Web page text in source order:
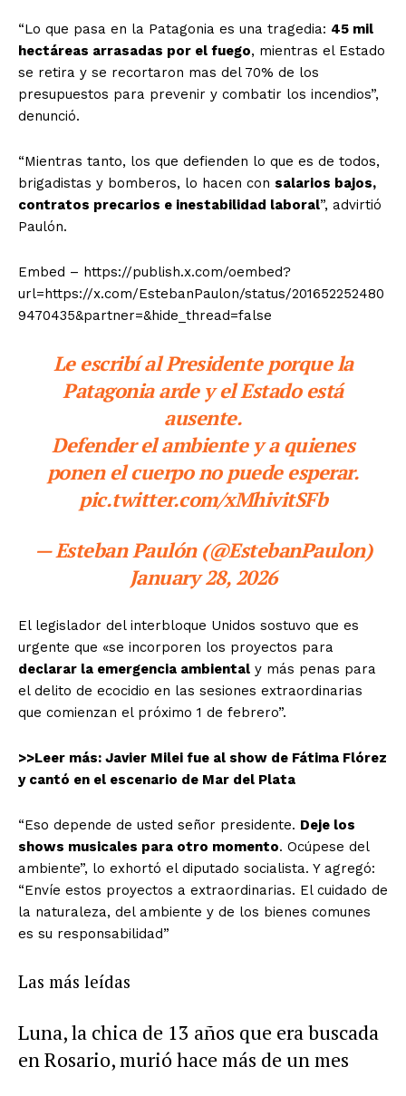
“Lo que pasa en la Patagonia es una tragedia: 45 mil
hectáreas arrasadas por el fuego, mientras el Estado
se retira y se recortaron mas del 70% de los
presupuestos para prevenir y combatir los incendios”,
denunció.
“Mientras tanto, los que defienden lo que es de todos,
brigadistas y bomberos, lo hacen con salarios bajos,
contratos precarios e inestabilidad laboral”, advirtió
Paulón.
Embed – https://publish.x.com/oembed?
url=https://x.com/EstebanPaulon/status/201652252480
9470435&partner=&hide_thread=false
Le escribí al Presidente porque la
Patagonia arde y el Estado está
ausente.
Defender el ambiente y a quienes
ponen el cuerpo no puede esperar.
pic.twitter.com/xMhivitSFb
— Esteban Paulón (@EstebanPaulon)
January 28, 2026
El legislador del interbloque Unidos sostuvo que es
urgente que «se incorporen los proyectos para
declarar la emergencia ambiental y más penas para
el delito de ecocidio en las sesiones extraordinarias
que comienzan el próximo 1 de febrero”.
>>Leer más: Javier Milei fue al show de Fátima Flórez
y cantó en el escenario de Mar del Plata
“Eso depende de usted señor presidente. Deje los
shows musicales para otro momento. Ocúpese del
ambiente”, lo exhortó el diputado socialista. Y agregó:
“Envíe estos proyectos a extraordinarias. El cuidado de
la naturaleza, del ambiente y de los bienes comunes
es su responsabilidad”
Las más leídas
Luna, la chica de 13 años que era buscada
en Rosario, murió hace más de un mes